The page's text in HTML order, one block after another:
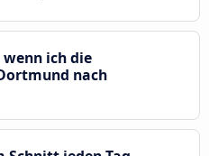
ich die
nach